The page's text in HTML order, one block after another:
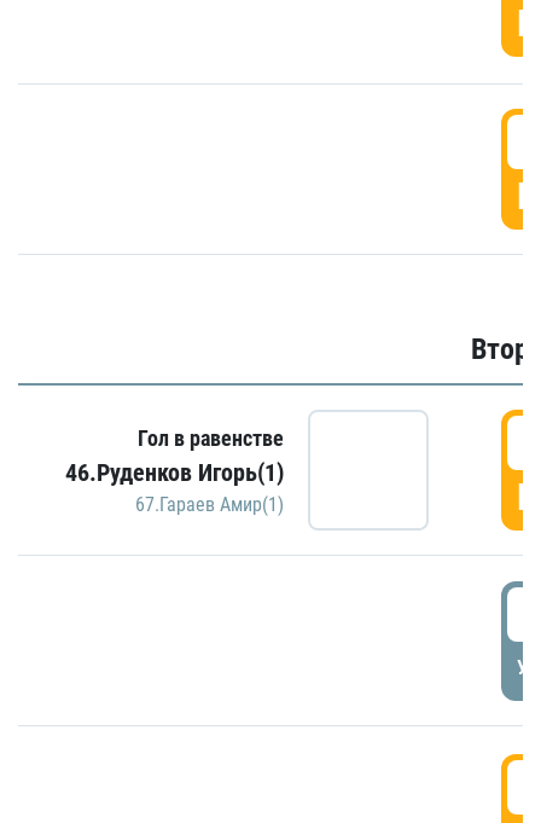
Гол в равенстве
46.Руденков Игорь(1)
67.Гараев Амир(1)